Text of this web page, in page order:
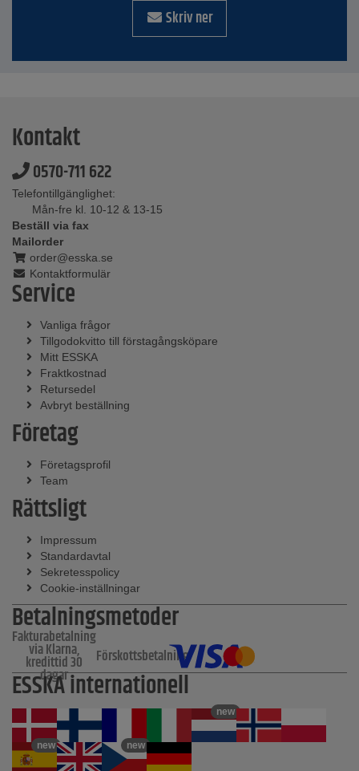
Skriv ner
Kontakt
0570-711 622
Telefontillgänglighet:
Mån-fre kl. 10-12 & 13-15
Beställ via fax
Mailorder
order@esska.se
Kontaktformulär
Service
Vanliga frågor
Tillgodokvitto till förstagångsköpare
Mitt ESSKA
Fraktkostnad
Retursedel
Avbryt beställning
Företag
Företagsprofil
Team
Rättsligt
Impressum
Standardavtal
Sekretesspolicy
Cookie-inställningar
Betalningsmetoder
Fakturabetalning
via Klarna,
kredittid 30
dagar
Förskottsbetalning
ESSKA internationell
new
new new